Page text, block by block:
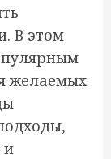
В этом
желаемых
и